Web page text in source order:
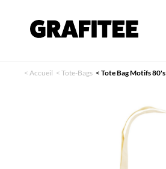
< Accueil < Tote-Bags < Tote Bag Motifs 80's